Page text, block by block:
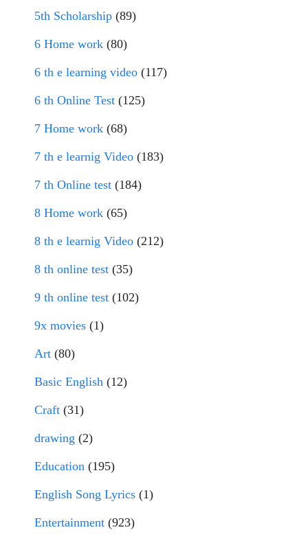
5th Scholarship (89)
6 Home work (80)
6 th e learning video (117)
6 th Online Test (125)
7 Home work (68)
7 th e learnig Video (183)
7 th Online test (184)
8 Home work (65)
8 th e learnig Video (212)
8 th online test (35)
9 th online test (102)
9x movies (1)
Art (80)
Basic English (12)
Craft (31)
drawing (2)
Education (195)
English Song Lyrics (1)
Entertainment (923)